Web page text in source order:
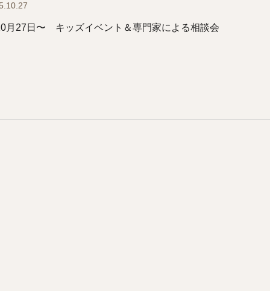
月27日〜 キッズイベント＆専門家による相談会